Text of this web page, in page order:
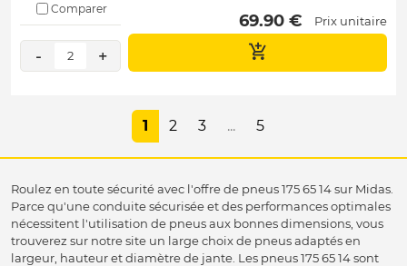
Comparer
- 2 +
69.90 € Prix unitaire
1 2 3 ... 5
Roulez en toute sécurité avec l'offre de pneus 175 65 14 sur Midas.
Parce qu'une conduite sécurisée et des performances optimales
nécessitent l'utilisation de pneus aux bonnes dimensions, vous
trouverez sur notre site un large choix de pneus adaptés en
largeur, hauteur et diamètre de jante. Les pneus 175 65 14 sont